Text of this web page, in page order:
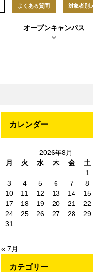
よくある質問 対象者別
オープンキャンパス
カレンダー
2026年8月
月
火 水 木 金 土
1
3
4 5 6 7 8
10
11 12 13 14 15
17
18 19 20 21 22
24
25 26 27 28 29
31
« 7月
カテゴリー